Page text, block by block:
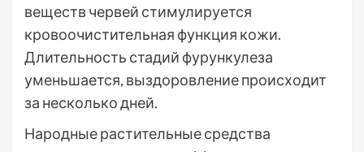
веществ червей стимулируется
кровоочистительная функция кожи.
Длительность стадий фурункулеза
уменьшается, выздоровление происходит
за несколько дней.
Народные растительные средства